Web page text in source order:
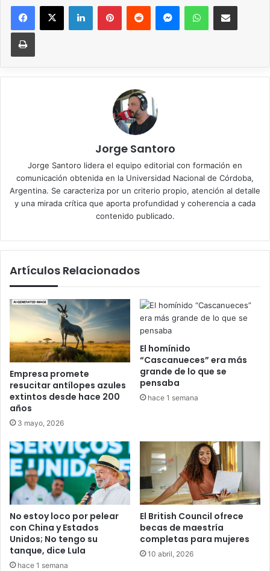
Facebook
X LinkedInPinterestReddit MessengerWhatsAppCompartir vía correo
Imprimir
Jorge Santoro
Jorge Santoro lidera el equipo editorial con formación en
comunicación obtenida en la Universidad Nacional de Córdoba,
Argentina. Se caracteriza por un criterio propio, atención al detalle
y una mirada crítica que aporta profundidad y coherencia a cada
contenido publicado.
Artículos Relacionados
Empresa promete
resucitar antílopes azules
extintos desde hace 200
años
3 mayo, 2026
El homínido
“Cascanueces” era más
grande de lo que se
pensaba
hace 1 semana
No estoy loco por pelear
con China y Estados
Unidos; No tengo su
tanque, dice Lula
hace 1 semana
El British Council ofrece
becas de maestría
completas para mujeres
10 abril, 2026